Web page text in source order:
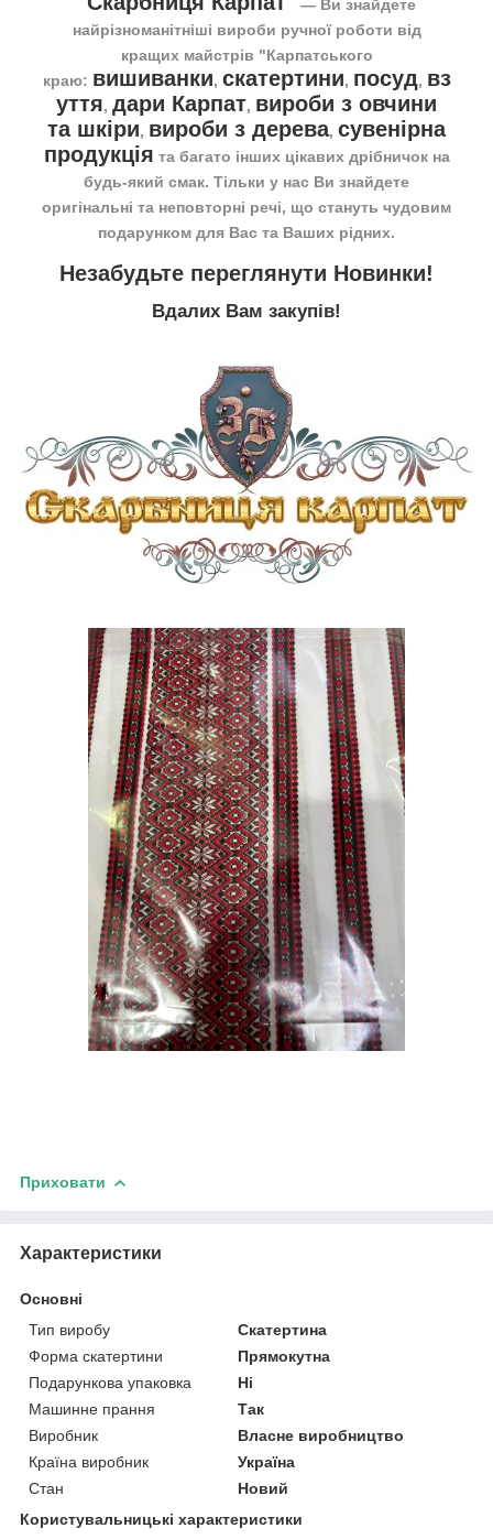
― Ви знайдете
найрізноманітніші вироби ручної роботи від
кращих майстрів "Карпатського
краю: вишиванки, скатертини, посуд, вз
уття, дари Карпат, вироби з овчини
та шкіри, вироби з дерева, сувенірна
продукція та багато інших цікавих дрібничок на
будь-який смак. Тільки у нас Ви знайдете
оригінальні та неповторні речі, що стануть чудовим
подарунком для Вас та Ваших рідних.
Незабудьте переглянути Новинки!
Вдалих Вам закупів!
Приховати
Характеристики
Основні
Тип виробу
Скатертина
Форма скатертини
Прямокутна
Подарункова упаковка
Ні
Машинне прання
Так
Виробник
Власне виробництво
Країна виробник
Україна
Стан
Новий
Користувальницькі характеристики